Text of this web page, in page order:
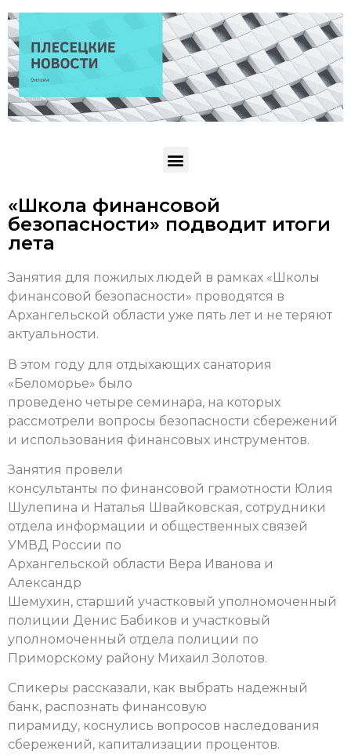
«Школа финансовой
безопасности» подводит итоги
лета
Занятия для пожилых людей в рамках «Школы
финансовой безопасности» проводятся в
Архангельской области уже пять лет и не теряют
актуальности.
В этом году для отдыхающих санатория
«Беломорье» было
проведено четыре семинара, на которых
рассмотрели вопросы безопасности сбережений
и использования финансовых инструментов.
Занятия провели
консультанты по финансовой грамотности Юлия
Шулепина и Наталья Швайковская, сотрудники
отдела информации и общественных связей
УМВД России по
Архангельской области Вера Иванова и
Александр
Шемухин, старший участковый уполномоченный
полиции Денис Бабиков и участковый
уполномоченный отдела полиции по
Приморскому району Михаил Золотов.
Спикеры рассказали, как выбрать надежный
банк, распознать финансовую
пирамиду, коснулись вопросов наследования
сбережений, капитализации процентов.